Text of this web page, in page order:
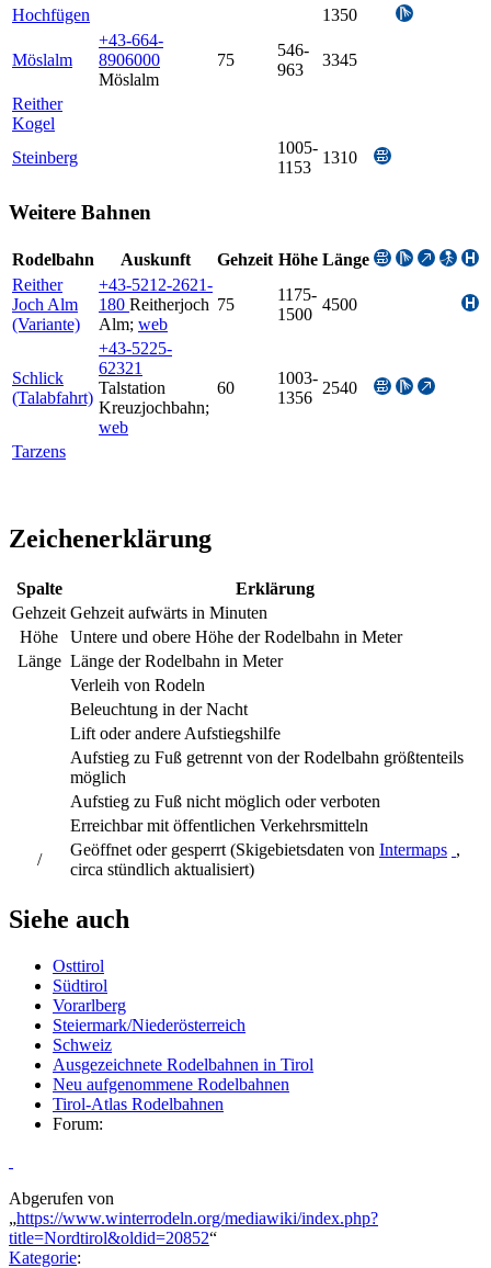
Hochfügen 1350
Möslalm
+43-664-
8906000
Möslalm
75
546-
963
3345
Reither
Kogel
Steinberg
1005-
1153
1310
Weitere Bahnen
Rodelbahn Auskunft Gehzeit Höhe Länge
Reither
Joch Alm
(Variante)
+43-5212-2621-
180 Reitherjoch
Alm; web
75
1175-
1500
4500
Schlick
(Talabfahrt)
+43-5225-
62321
Talstation
Kreuzjochbahn;
web
60
1003-
1356
2540
Tarzens
Zeichenerklärung
Spalte
Erklärung
Gehzeit Gehzeit aufwärts in Minuten
Höhe
Untere und obere Höhe der Rodelbahn in Meter
Länge Länge der Rodelbahn in Meter
Verleih von Rodeln
Beleuchtung in der Nacht
Lift oder andere Aufstiegshilfe
Aufstieg zu Fuß getrennt von der Rodelbahn größtenteils
möglich
Aufstieg zu Fuß nicht möglich oder verboten
Erreichbar mit öffentlichen Verkehrsmitteln
/
Geöffnet oder gesperrt (Skigebietsdaten von Intermaps ,
circa stündlich aktualisiert)
Siehe auch
Osttirol
Südtirol
Vorarlberg
Steiermark/Niederösterreich
Schweiz
Ausgezeichnete Rodelbahnen in Tirol
Neu aufgenommene Rodelbahnen
Tirol-Atlas Rodelbahnen
Forum:
Abgerufen von
„https://www.winterrodeln.org/mediawiki/index.php?
title=Nordtirol&oldid=20852“
Kategorie: